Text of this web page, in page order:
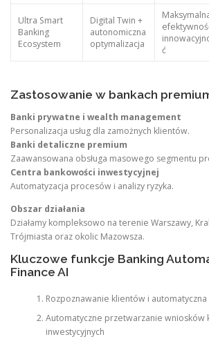
Ultra Smart
Banking
Ecosystem
Digital Twin +
autonomiczna
optymalizacja
ć
Zastosowanie w bankach
Banki prywatne i wealth management
Personalizacja usług dla zamożnych klientów.
Banki detaliczne premium
Zaawansowana obsługa masowego segmentu
Centra bankowości inwestycyjnej
Automatyzacja procesów i analizy ryzyka.
Obszar działania
Działamy kompleksowo na terenie Warszawy,
Trójmiasta oraz okolic Mazowsza.
Kluczowe funkcje Banking
Finance AI
Rozpoznawanie klientów i
Automatyczne przetwarzanie wniosków
inwestycyjnych